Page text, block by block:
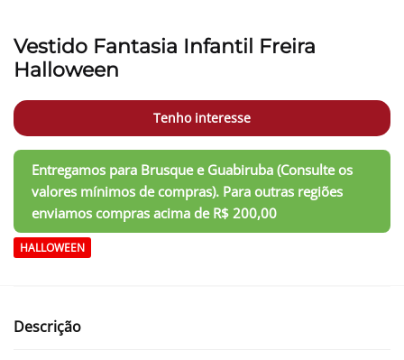
Vestido Fantasia Infantil Freira
Halloween
Tenho interesse
HALLOWEEN
Descrição